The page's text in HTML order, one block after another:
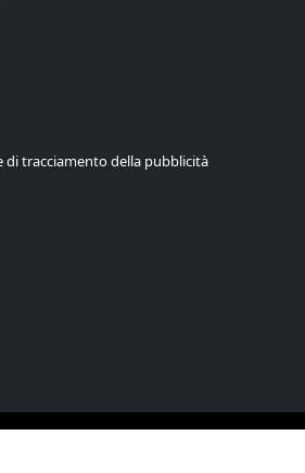
di tracciamento della pubblicità